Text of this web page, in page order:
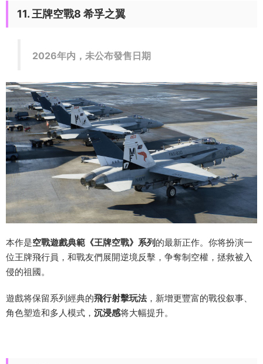
11. 王牌空戰8 希孚之翼
2026年内，未公布發售日期
本作是空戰遊戲典範《王牌空戰》系列的最新正作。你将扮演一
位王牌飛行員，和戰友們展開逆境反擊，争奪制空權，拯救被入
侵的祖國。
遊戲将保留系列經典的飛行射擊玩法，新增更豐富的戰役叙事、
角色塑造和多人模式， 沉浸感将大幅提升。